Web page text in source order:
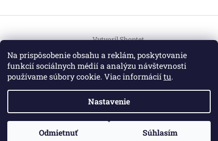
Na prispôsobenie obsahu a reklám, poskytovanie
funkcií sociálnych médií a analýzu návštevnosti
používame súbory cookie. Viac informáciítu.
Nastavenie
Odmietnuť Súhlasím
ZO ZDRAVOTNÝCH DÔVODOV BUDÚ VAŠE OBJEDNÁVKY
p
Vytvoril Shoptet
Copyright 2026HEMI Elektro. Všetky práva vyhradené.
Upraviť nastavenie cookies
Informácie pre vás
|Certifikáty| Kontakt|Obchodné